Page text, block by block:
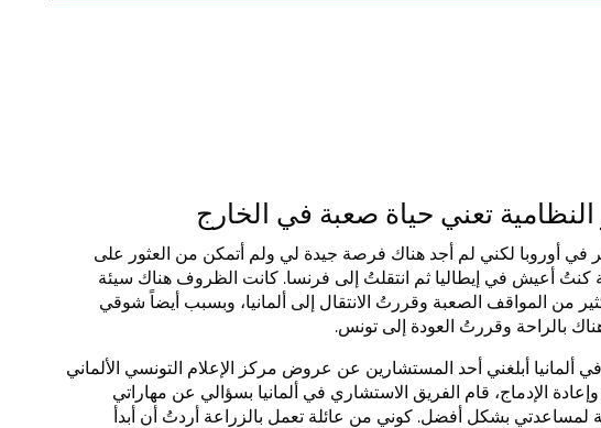
النظامية تعني حياة صعبة في الخارج
أوروبا لكني لم أجد هناك فرصة جيدة لي ولم أتمكن من العثور على
كنتُ أعيش في إيطاليا ثم انتقلتُ إلى فرنسا. كانت الظروف هناك سيئة
من المواقف الصعبة وقررتُ الانتقال إلى ألمانيا، وبسبب أيضاً شوقي
بالراحة وقررتُ العودة إلى تونس.
في ألمانيا أبلغني أحد المستشارين عن عروض مركز الإعلام التونسي الألماني
الإدماج، قام الفريق الاستشاري في ألمانيا بسؤالي عن مهاراتي
لمساعدتي بشكل أفضل. كوني من عائلة تعمل بالزراعة أردتُ أن أبدأ